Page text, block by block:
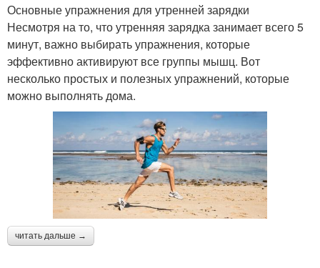
Основные упражнения для утренней зарядки
Несмотря на то, что утренняя зарядка занимает всего 5
минут, важно выбирать упражнения, которые
эффективно активируют все группы мышц. Вот
несколько простых и полезных упражнений, которые
можно выполнять дома.
читать дальше →